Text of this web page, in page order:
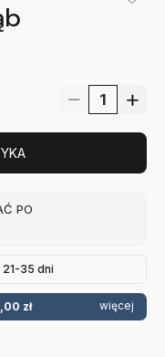
PO
35 dni
zł więcej